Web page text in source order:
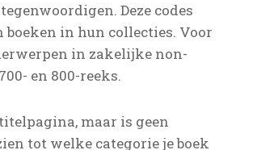
Deze codes
in hun collecties. Voor
in zakelijke non-
en 800-reeks.
maar is geen
tot welke categorie je boek